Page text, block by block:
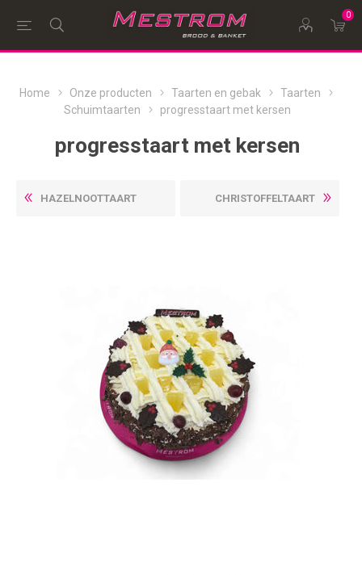
0
Home Onze producten Taarten en gebak
Taarten
Schuimtaarten
progresstaart met kersen
progresstaart met kersen
HAZELNOOTTAART CHRISTOFFELTAART